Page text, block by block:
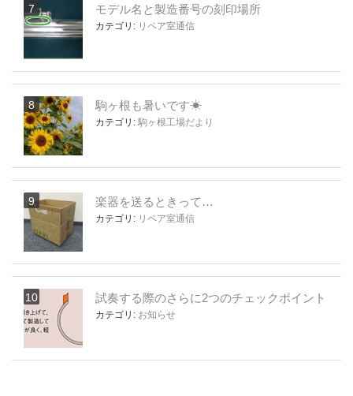
モデル名と製造番号の刻印場所
カテゴリ: リペア室通信
駒ヶ根も暑いです☀
カテゴリ: 駒ヶ根工場だより
楽器を送るときって…
カテゴリ: リペア室通信
試奏する際のさらに2つのチェックポイント
カテゴリ: お知らせ